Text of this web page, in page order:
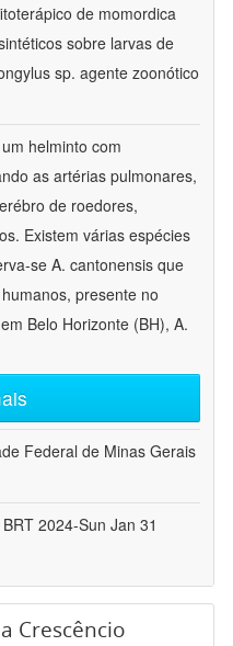
de momordica
sobre larvas de
sp. agente zoonótico
helminto com
as artérias pulmonares,
de roedores,
Existem várias espécies
se A. cantonensis que
presente no
Belo Horizonte (BH), A.
Federal de Minas Gerais
2024-Sun Jan 31
Crescêncio